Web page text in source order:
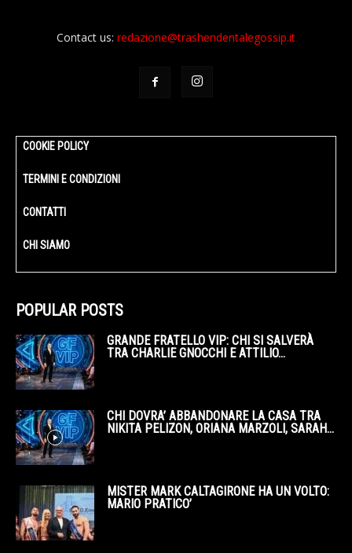
Contact us: redazione@trashendentalegossip.it
COOKIE POLICY
TERMINI E CONDIZIONI
CONTATTI
CHI SIAMO
POPULAR POSTS
GRANDE FRATELLO VIP: CHI SI SALVERÀ
TRA CHARLIE GNOCCHI E ATTILIO...
CHI DOVRA’ ABBANDONARE LA CASA TRA
NIKITA PELIZON, ORIANA MARZOLI, SARAH...
MISTER MARK CALTAGIRONE HA UN VOLTO:
MARIO PRATICO’